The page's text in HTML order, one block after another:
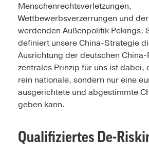
Menschenrechtsverletzungen,
Wettbewerbsverzerrungen und
werdenden Außenpolitik Pekings.
definiert unsere China-Strategie
Ausrichtung der deutschen China-
zentrales Prinzip für uns ist dabei,
rein nationale, sondern nur eine
ausgerichtete und abgestimmte
geben kann.
Qualifiziertes De-